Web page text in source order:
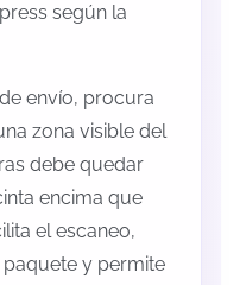
según la
envío, procura
zona visible del
debe quedar
encima que
el escaneo,
y permite